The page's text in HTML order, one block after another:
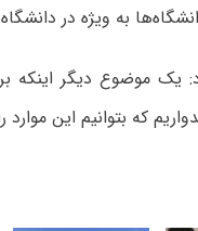
به ویژه در دانشگاه
یک موضوع دیگر اینکه
که بتوانیم این